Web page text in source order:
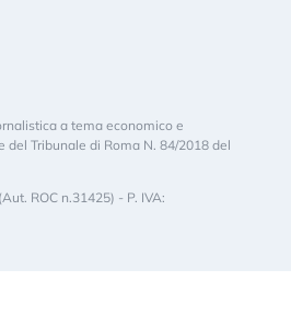
a tema economico e
Tribunale di Roma N. 84/2018 del
ROC n.31425) - P. IVA: